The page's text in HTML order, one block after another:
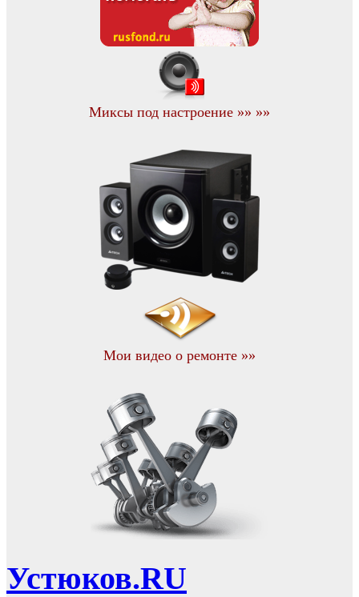
Миксы под настроение »» »»
Мои видео о ремонте »»
Устюков.RU